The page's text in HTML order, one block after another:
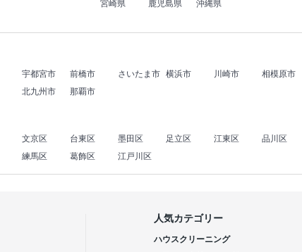
宮崎県
鹿児島県 沖縄県
宇都宮市 前橋市 さいたま市 横浜市 川崎市 相模原市
北九州市 那覇市
文京区 台東区 墨田区 足立区 江東区 品川区
練馬区 葛飾区 江戸川区
人気カテゴリー
ハウスクリーニング